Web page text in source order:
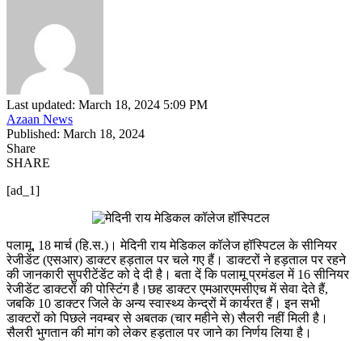
Last updated: March 18, 2024 5:09 PM
Azaan News
Published: March 18, 2024
Share
SHARE
[ad_1]
पलामू, 18 मार्च (हि.स.)। मेदिनी राय मेडिकल कॉलेज हॉस्पिटल के सीनियर
रेजीडेंट (एसआर) डाक्टर हड़ताल पर चले गए हैं। डाक्टरों ने हड़ताल पर रहने
की जानकारी सुपरीटेंडेंट को दे दी है। बता दें कि पलामू प्रमंडल में 16 सीनियर
रेजीडेंट डाक्टरों की पोस्टिंग है।छह डाक्टर एमआरएमसीएच में सेवा देते हैं,
जबकि 10 डाक्टर जिले के अन्य स्वास्थ्य केन्द्रों में कार्यरत हैं। इन सभी
डाक्टरों को पिछले नवम्बर से अबतक (चार महीने से) सैलरी नहीं मिली है।
सैलरी भुगतान की मांग को लेकर हड़ताल पर जाने का निर्णय लिया है।